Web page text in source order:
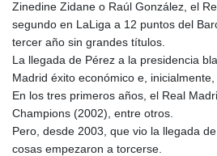
Zinedine Zidane o Raúl González, el
segundo en LaLiga a 12 puntos del
tercer año sin grandes títulos.
La llegada de Pérez a la presidencia
Madrid éxito económico e,
En los tres primeros años, el Real
Champions (2002), entre otros.
Pero, desde 2003, que vio la llegada
cosas empezaron a torcerse.